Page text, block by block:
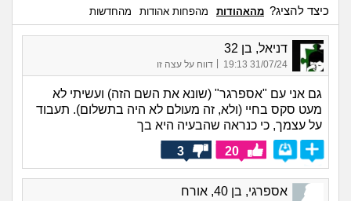
כיצד להציג? מהאהודות מהפחות אהודות מהחדשות
דניאל, בן 32
31/07/24 19:13
| דווח על עצה זו
גם אני עם "אספרגר" (שונא את השם הזה) ועשיתי לא
מעט סקס בחיי (ולא, זה מעולם לא היה בתשלום). תעבוד
על עצמך, כי כנראה שהבעיה היא בך
20
3
אספרגי, בן 40, אורח